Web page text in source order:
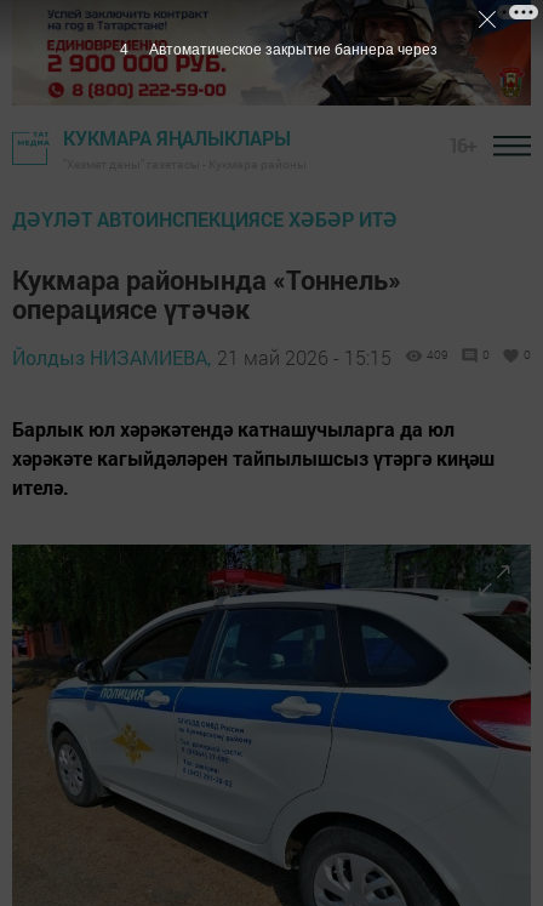
КУКМАРА ЯҢАЛЫКЛАРЫ
ДӘҮЛӘТ АВТОИНСПЕКЦИЯСЕ ХӘБӘР ИТӘ
Кукмара районында «Тоннель»
операциясе үтәчәк
Йолдыз НИЗАМИЕВА, 21 май 2026 - 15:15 409 0 0
Барлык юл хәрәкәтендә катнашучыларга да юл
хәрәкәте кагыйдәләрен тайпылышсыз үтәргә киңәш
ителә.
2 Автоматическое закрытие баннера через